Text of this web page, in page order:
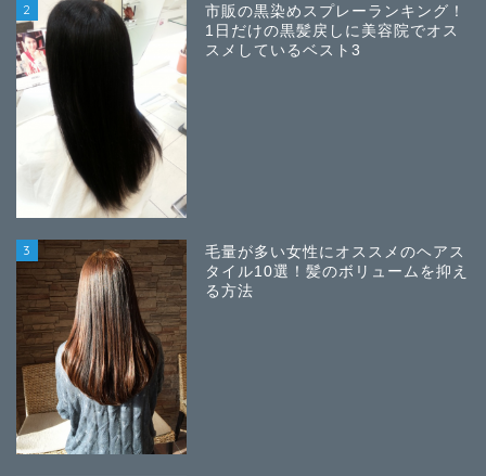
2
市販の黒染めスプレーランキング！
1日だけの黒髪戻しに美容院でオス
スメしているベスト3
3
毛量が多い女性にオススメのヘアス
タイル10選！髪のボリュームを抑え
る方法